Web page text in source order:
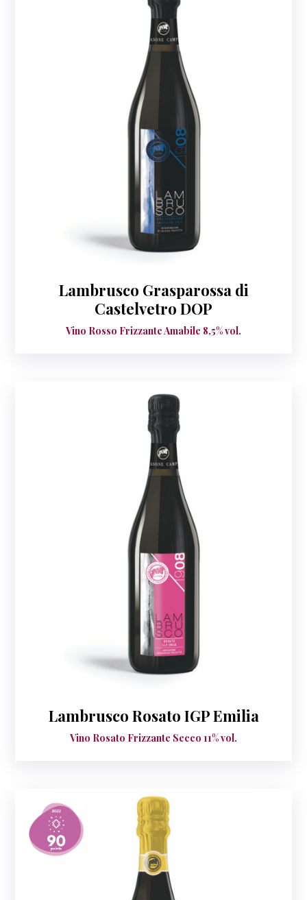
Lambrusco Grasparossa di
Castelvetro DOP
Vino Rosso Frizzante Amabile 8,5% vol.
Lambrusco Rosato IGP Emilia
Vino Rosato Frizzante Secco 11% vol.